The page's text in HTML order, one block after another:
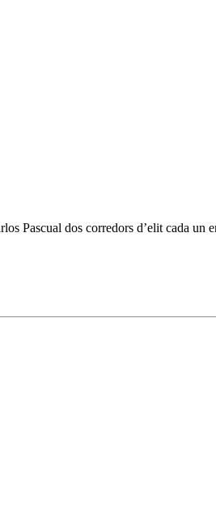
Pascual dos corredors d’elit cada un